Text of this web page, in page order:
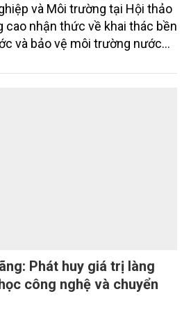
và Môi trường tại Hội thảo
cao nhận thức về khai thác bền
và bảo vệ môi trường nước
Nông nghiệp và Môi trường
Phát huy giá trị làng
công nghệ và chuyển